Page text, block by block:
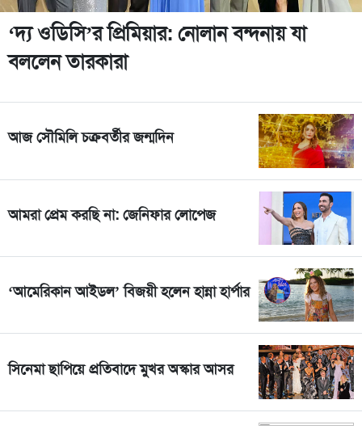
‘দ্য ওডিসি’র প্রিমিয়ার: নোলান বন্দনায় যা
বললেন তারকারা
আজ সৌমিলি চক্রবর্তীর জন্মদিন
আমরা প্রেম করছি না: জেনিফার লোপেজ
‘আমেরিকান আইডল’ বিজয়ী হলেন হান্না হার্পার
সিনেমা ছাপিয়ে প্রতিবাদে মুখর অস্কার আসর